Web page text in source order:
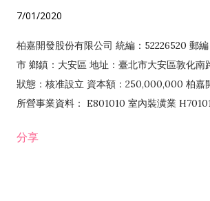
7/01/2020
柏嘉開發股份有限公司 統編：52226520 郵
市 鄉鎮：大安區 地址：臺北市大安區敦化南
狀態：核准設立 資本額：250,000,000 柏嘉
所營事業資料： E801010 室內裝潢業
發業 H703090 不動產買賣業 H703100 不動
分享